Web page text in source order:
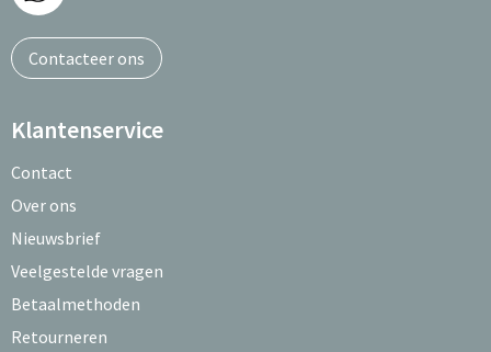
Contacteer ons
Klantenservice
Contact
Over ons
Nieuwsbrief
Veelgestelde vragen
Betaalmethoden
Retourneren